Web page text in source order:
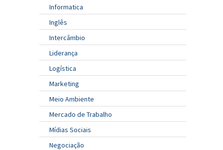
Informatica
Inglês
Intercâmbio
Liderança
Logística
Marketing
Meio Ambiente
Mercado de Trabalho
Mídias Sociais
Negociação